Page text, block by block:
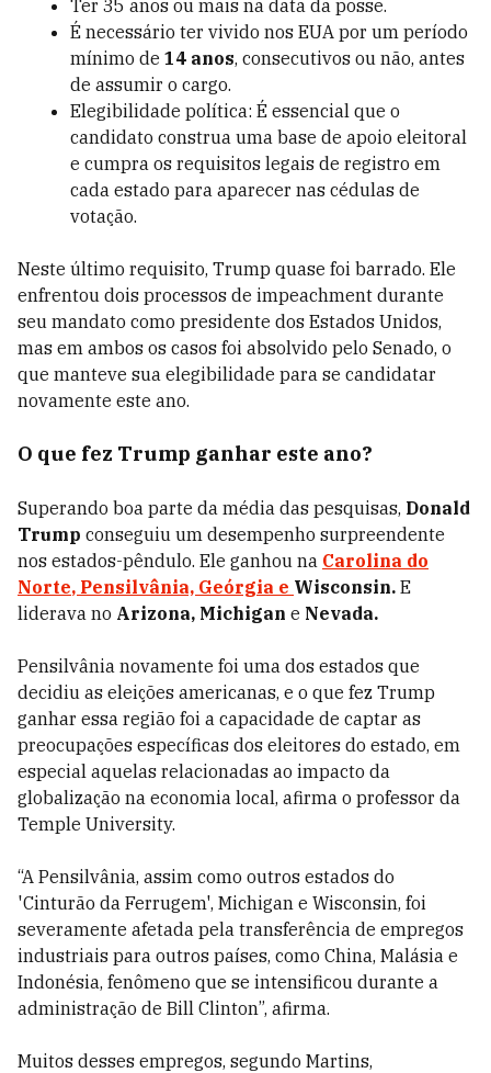
Ter 35 anos ou mais na data da posse.
É necessário ter vivido nos EUA por um período
mínimo de 14 anos, consecutivos ou não, antes
de assumir o cargo.
Elegibilidade política: É essencial que o
candidato construa uma base de apoio eleitoral
e cumpra os requisitos legais de registro em
cada estado para aparecer nas cédulas de
votação.
Neste último requisito, Trump quase foi barrado. Ele
enfrentou dois processos de impeachment durante
seu mandato como presidente dos Estados Unidos,
mas em ambos os casos foi absolvido pelo Senado, o
que manteve sua elegibilidade para se candidatar
novamente este ano.
O que fez Trump ganhar este ano?
Superando boa parte da média das pesquisas, Donald
Trump conseguiu um desempenho surpreendente
nos estados-pêndulo. Ele ganhou na Carolina do
Norte, Pensilvânia, Geórgia e Wisconsin. E
liderava no Arizona, Michigan e Nevada.
Pensilvânia novamente foi uma dos estados que
decidiu as eleições americanas, e o que fez Trump
ganhar essa região foi a capacidade de captar as
preocupações específicas dos eleitores do estado, em
especial aquelas relacionadas ao impacto da
globalização na economia local, afirma o professor da
Temple University.
“A Pensilvânia, assim como outros estados do
'Cinturão da Ferrugem', Michigan e Wisconsin, foi
severamente afetada pela transferência de empregos
industriais para outros países, como China, Malásia e
Indonésia, fenômeno que se intensificou durante a
administração de Bill Clinton”, afirma.
Muitos desses empregos, segundo Martins,